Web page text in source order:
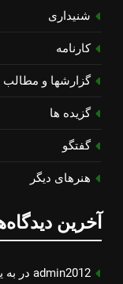
شنیداری
کارنامه
گزارشها و
گزیده ها
گفتگو
هنرهای دیگر
آخرین
admin2012 در به